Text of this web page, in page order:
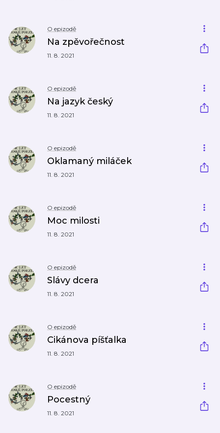
O epizodě
Na zpěvořečnost
11. 8. 2021
O epizodě
Na jazyk český
11. 8. 2021
O epizodě
Oklamaný miláček
11. 8. 2021
O epizodě
Moc milosti
11. 8. 2021
O epizodě
Slávy dcera
11. 8. 2021
O epizodě
Cikánova píšťalka
11. 8. 2021
O epizodě
Pocestný
11. 8. 2021